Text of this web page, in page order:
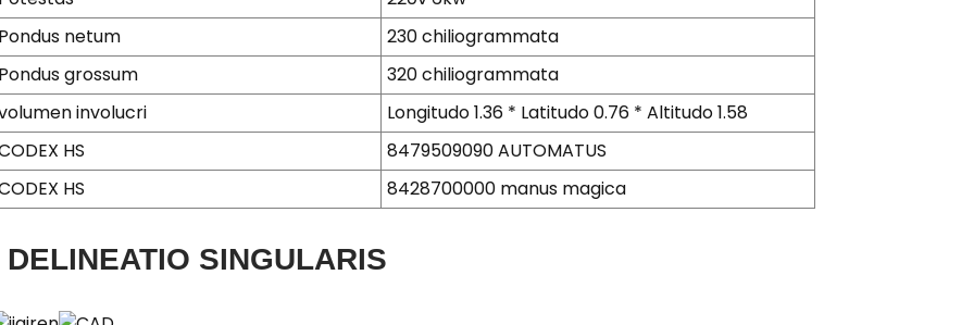
Pondus netum
230 chiliogrammata
Pondus grossum
320 chiliogrammata
involucri
Longitudo 1.36 * Latitudo 0.76 * Altitudo 1.58
HS
8479509090 AUTOMATUS
HS
8428700000 manus magica
DELINEATIO SINGULARIS